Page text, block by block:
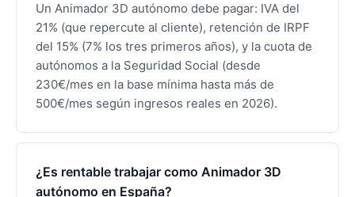
Un Animador 3D autónomo debe pagar: IVA del
21% (que repercute al cliente), retención de IRPF
del 15% (7% los tres primeros años), y la cuota de
autónomos a la Seguridad Social (desde
230€/mes en la base mínima hasta más de
500€/mes según ingresos reales en 2026).
¿Es rentable trabajar como Animador 3D
autónomo en España?